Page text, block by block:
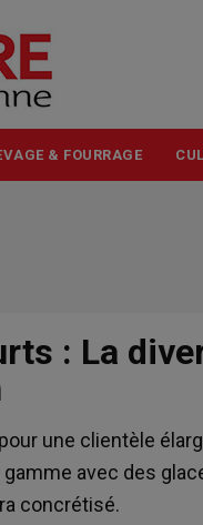
& FOURRAGE
: La
une clientèle
avec des
concrétisé.